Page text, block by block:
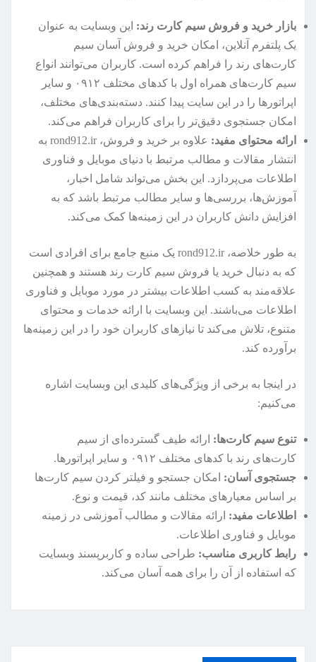
بازار خرید و فروش سیم کارت رند: این وبسایت به عنوان
یک پلتفرم آنلاین، امکان خرید و فروش آسان سیم
کارت‌های رند را فراهم کرده است. کاربران می‌توانند انواع
سیم کارت‌های همراه اول با کدهای مختلف ۰۹۱۲ و سایر
اپراتورها را در این سایت پیدا کنند. دسته‌بندی‌های مختلف،
امکان جستجوی دقیق‌تر را برای کاربران فراهم می‌کند.
ارائه محتوای مفید:
علاوه بر خرید و فروش، rond912.ir به
انتشار مقالات و مطالب مرتبط با دنیای موبایل و فناوری
اطلاعات می‌پردازد. این بخش می‌تواند شامل اخبار،
آموزش‌ها، بررسی‌ها و سایر مطالب مرتبط باشد که به
افزایش دانش کاربران در این زمینه‌ها کمک می‌کند.
به طور خلاصه، rond912.ir یک منبع جامع برای افرادی است
که به دنبال خرید یا فروش سیم کارت رند هستند و همچنین
علاقه‌مند به کسب اطلاعات بیشتر در مورد موبایل و فناوری
اطلاعات می‌باشند. این وبسایت با ارائه خدمات و محتوای
متنوع، تلاش می‌کند تا نیازهای کاربران خود را در این زمینه‌ها
برآورده کند.
در اینجا به برخی از ویژگی‌های کلیدی این وبسایت اشاره
می‌کنیم:
تنوع سیم کارت‌ها: ارائه طیف گسترده‌ای از سیم
کارت‌های رند با کدهای مختلف ۰۹۱۲ و سایر اپراتورها.
جستجوی آسان: امکان جستجو و فیلتر کردن سیم کارت‌ها
بر اساس معیارهای مختلف مانند کد، قیمت و نوع.
اطلاعات مفید: ارائه مقالات و مطالب آموزشی در زمینه
موبایل و فناوری اطلاعات.
رابط کاربری مناسب: طراحی ساده و کاربرپسند وبسایت
که استفاده از آن را برای همه آسان می‌کند.